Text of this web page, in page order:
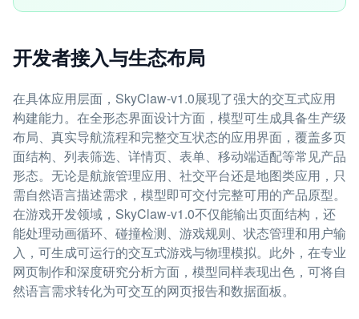
开发者接入与生态布局
在具体应用层面，SkyClaw-v1.0展现了强大的交互式应用
构建能力。在全形态界面设计方面，模型可生成具备生产级
布局、真实导航流程和完整交互状态的应用界面，覆盖多页
面结构、列表筛选、详情页、表单、移动端适配等常见产品
形态。无论是航旅管理应用、社交平台还是地图类应用，只
需自然语言描述需求，模型即可交付完整可用的产品原型。
在游戏开发领域，SkyClaw-v1.0不仅能输出页面结构，还
能处理动画循环、碰撞检测、游戏规则、状态管理和用户输
入，可生成可运行的交互式游戏与物理模拟。此外，在专业
网页制作和深度研究分析方面，模型同样表现出色，可将自
然语言需求转化为可交互的网页报告和数据面板。